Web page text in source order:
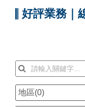
好評業務｜
地區(0)